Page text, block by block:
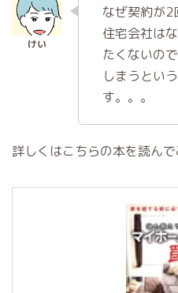
なぜ契約が2
住宅会社は
たくないの
しまうとい
す。。。
詳しくはこちらの本を読んで